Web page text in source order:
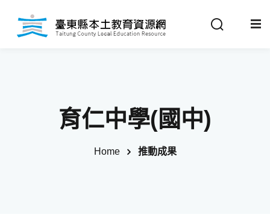
育仁中學(國中)
Home 推動成果
Sign in Sign up